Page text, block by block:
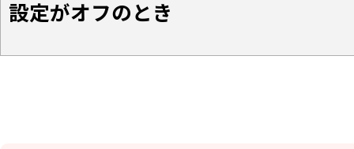
設定がオフのとき